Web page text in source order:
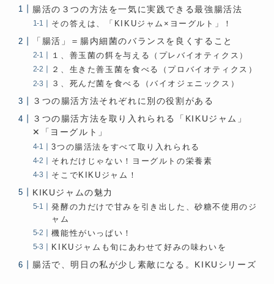
腸活の３つの方法を一気に実践できる最強腸活法
その答えは、「KIKUジャム×ヨーグルト」！
「腸活」＝腸内細菌のバランスを良くすること
１、善玉菌の餌を与える（プレバイオティクス）
２、生きた善玉菌を食べる（プロバイオティクス）
３、死んだ菌を食べる（バイオジェニックス）
３つの腸活方法それぞれに別の役割がある
３つの腸活方法を取り入れられる「KIKUジャム」
✕「ヨーグルト」
3つの腸活法をすべて取り入れられる
それだけじゃない！ヨーグルトの栄養素
そこでKIKUジャム！
KIKUジャムの魅力
発酵の力だけで甘みを引き出した、砂糖不使用のジ
ャム
機能性がいっぱい！
KIKUジャムも旬にあわせて好みの味わいを
腸活で、明日の私が少し素敵になる。KIKUシリーズ